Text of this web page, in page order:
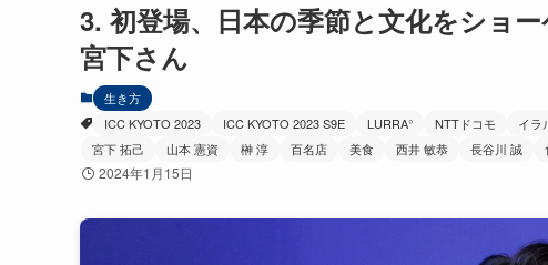
3. 初登場、日本の季節と文化をショ
宮下さん
生き方
ICC KYOTO 2023
ICC KYOTO 2023 S9E LURRA° NTTドコモ イラ
宮下 拓己
山本 憲資 榊 淳 百名店 美食 西井 敏恭 長谷川 誠
2024年1月15日